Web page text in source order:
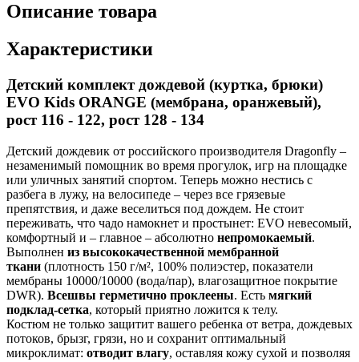
Описание товара
Характеристики
Детский комплект дождевой (куртка, брюки)
EVO Kids ORANGE (мембрана, оранжевый),
рост 116 - 122, рост 128 - 134
Детский дождевик от российского производителя Dragonfly –
незаменимый помощник во время прогулок, игр на площадке
или уличных занятий спортом. Теперь можно нестись с
разбега в лужу, на велосипеде – через все грязевые
препятствия, и даже веселиться под дождем. Не стоит
переживать, что чадо намокнет и простынет: EVO невесомый,
комфортный и – главное – абсолютно непромокаемый.
Выполнен из высококачественной мембранной
ткани (плотность 150 г/м², 100% полиэстер, показатели
мембраны 10000/10000 (вода/пар), влагозащитное покрытие
DWR). Всешвы герметично проклеены. Есть мягкий
подклад-сетка, который приятно ложится к телу.
Костюм не только защитит вашего ребенка от ветра, дождевых
потоков, брызг, грязи, но и сохранит оптимальный
микроклимат: отводит влагу, оставляя кожу сухой и позволяя